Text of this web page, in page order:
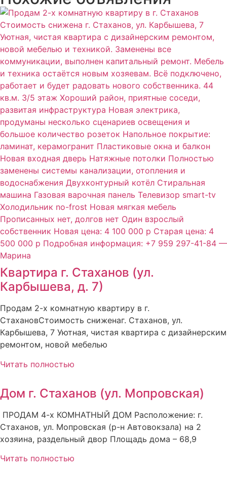
Квартира г. Стаханов (ул.
Карбышева, д. 7)
Продам 2-х комнатную квартиру в г.
СтахановСтоимость сниженаг. Стаханов, ул.
Карбышева, 7 Уютная, чистая квартира с дизайнерским
ремонтом, новой мебелью
Читать полностью
Дом г. Стаханов (ул. Мопровская)
ПРОДАМ 4-х КОМНАТНЫЙ ДОМ Расположение: г.
Стаханов, ул. Мопровская (р-н Автовокзала) на 2
хозяина, раздельный двор Площадь дома – 68,9
Читать полностью